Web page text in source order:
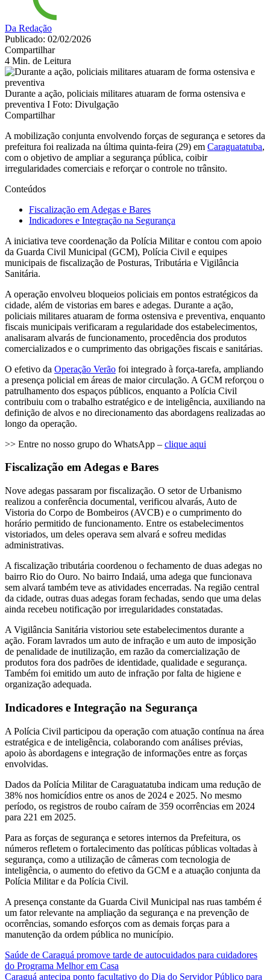
Da Redação
Publicado: 02/02/2026
Compartilhar
4 Min. de Leitura
Durante a ação, policiais militares atuaram de forma ostensiva e
preventiva I Foto: Divulgação
Compartilhar
A mobilização conjunta envolvendo forças de segurança e setores da
prefeitura foi realizada na última quinta-feira (29) em Caraguatatuba,
com o objetivo de ampliar a segurança pública, coibir
irregularidades comerciais e reforçar o controle no trânsito.
Conteúdos
Fiscalização em Adegas e Bares
Indicadores e Integração na Segurança
A iniciativa teve coordenação da Polícia Militar e contou com apoio
da Guarda Civil Municipal (GCM), Polícia Civil e equipes
municipais de fiscalização de Posturas, Tributária e Vigilância
Sanitária.
A operação envolveu bloqueios policiais em pontos estratégicos da
cidade, além de vistorias em bares e adegas. Durante a ação,
policiais militares atuaram de forma ostensiva e preventiva, enquanto
fiscais municipais verificaram a regularidade dos estabelecimentos,
analisaram alvarás de funcionamento, procedência dos produtos
comercializados e o cumprimento das obrigações fiscais e sanitárias.
O efetivo da Operação Verão foi integrado à força-tarefa, ampliando
a presença policial em áreas de maior circulação. A GCM reforçou o
patrulhamento dos espaços públicos, enquanto a Polícia Civil
contribuiu com o trabalho estratégico e de inteligência, auxiliando na
definição de alvos e no direcionamento das abordagens realizadas ao
longo da operação.
>> Entre no nosso grupo do WhatsApp – clique aqui
Fiscalização em Adegas e Bares
Nove adegas passaram por fiscalização. O setor de Urbanismo
realizou a conferência documental, verificou alvarás, Auto de
Vistoria do Corpo de Bombeiros (AVCB) e o cumprimento do
horário permitido de funcionamento. Entre os estabelecimentos
vistoriados, um deles operava sem alvará e sofreu medidas
administrativas.
A fiscalização tributária coordenou o fechamento de duas adegas no
bairro Rio do Ouro. No bairro Indaiá, uma adega que funcionava
sem alvará também teve as atividades encerradas. Na região central
da cidade, outras duas adegas foram fechadas, sendo que uma delas
ainda recebeu notificação por irregularidades constatadas.
A Vigilância Sanitária vistoriou sete estabelecimentos durante a
ação. Foram lavrados um auto de infração e um auto de imposição
de penalidade de inutilização, em razão da comercialização de
produtos fora dos padrões de identidade, qualidade e segurança.
Também foi emitido um auto de infração por falta de higiene e
organização adequada.
Indicadores e Integração na Segurança
A Polícia Civil participou da operação com atuação contínua na área
estratégica e de inteligência, colaborando com análises prévias,
apoio às abordagens e integração de informações entre as forças
envolvidas.
Dados da Polícia Militar de Caraguatatuba indicam uma redução de
38% nos homicídios entre os anos de 2024 e 2025. No mesmo
período, os registros de roubo caíram de 359 ocorrências em 2024
para 221 em 2025.
Para as forças de segurança e setores internos da Prefeitura, os
números refletem o fortalecimento das políticas públicas voltadas à
segurança, como a utilização de câmeras com tecnologia de
inteligência, o aumento do efetivo da GCM e a atuação conjunta da
Polícia Militar e da Polícia Civil.
A presença constante da Guarda Civil Municipal nas ruas também é
um fator relevante na ampliação da segurança e na prevenção de
ocorrências, somando esforços com as demais forças para a
manutenção da ordem pública no município.
Saúde de Caraguá promove tarde de autocuidados para cuidadores
do Programa Melhor em Casa
Caraguá antecipa ponto facultativo do Dia do Servidor Público para